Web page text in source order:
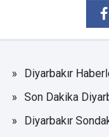
Diyarbakır
Son Dakika
Diyarbakır